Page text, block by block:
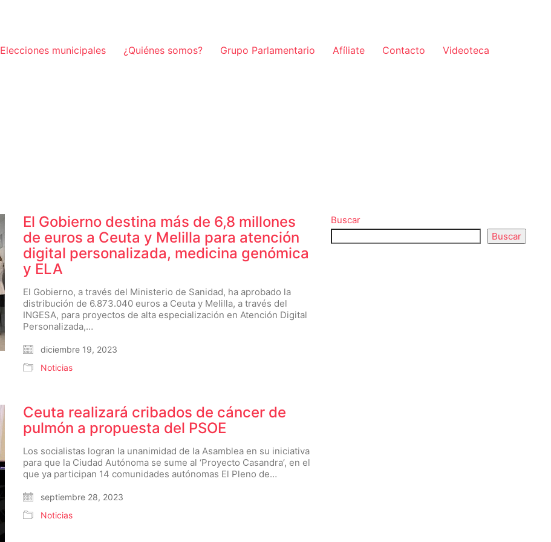
Elecciones municipales ¿Quiénes somos? Grupo Parlamentario Afíliate Contacto Videoteca
El Gobierno destina más de 6,8 millones
de euros a Ceuta y Melilla para atención
digital personalizada, medicina genómica
y ELA
El Gobierno, a través del Ministerio de Sanidad, ha aprobado la
distribución de 6.873.040 euros a Ceuta y Melilla, a través del
INGESA, para proyectos de alta especialización en Atención Digital
Personalizada,…
diciembre 19, 2023
Noticias
Ceuta realizará cribados de cáncer de
pulmón a propuesta del PSOE
Los socialistas logran la unanimidad de la Asamblea en su iniciativa
para que la Ciudad Autónoma se sume al ‘Proyecto Casandra’, en el
que ya participan 14 comunidades autónomas El Pleno de…
septiembre 28, 2023
Noticias
Buscar
Buscar